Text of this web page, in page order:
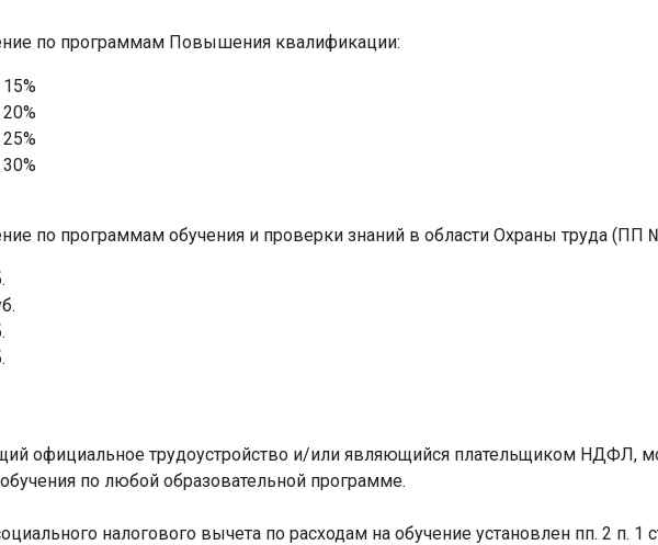
по программам Повышения квалификации:
по программам обучения и проверки знаний в области Охраны труда (ПП
официальное трудоустройство и/или являющийся плательщиком НДФЛ,
по любой образовательной программе.
налогового вычета по расходам на обучение установлен пп. 2 п. 1